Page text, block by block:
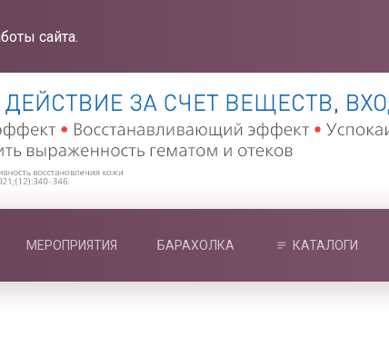
сайта.
МЕРОПРИЯТИЯ БАРАХОЛКА КАТАЛОГИ